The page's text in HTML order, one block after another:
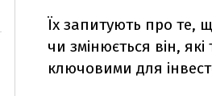
Їх запитують про те,
чи змінюється він,
ключовими для